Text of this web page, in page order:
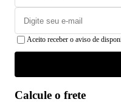
Aceito receber o aviso de
Calcule o frete